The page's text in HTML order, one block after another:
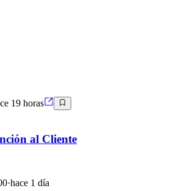
19 horas
al Cliente
·hace 1 día